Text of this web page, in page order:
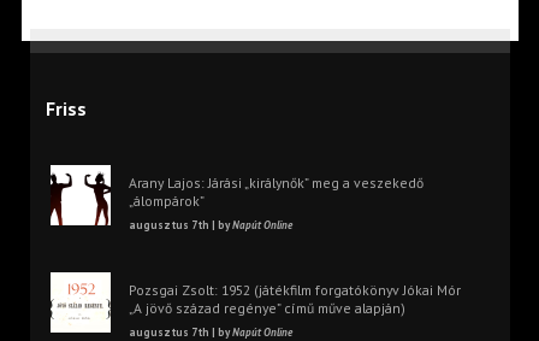
Friss
Arany Lajos: Járási „királynők” meg a veszekedő
„álompárok”
augusztus 7th | byNapút Online
Pozsgai Zsolt: 1952 (játékfilm forgatókönyv Jókai Mór
„A jövő század regénye” című műve alapján)
augusztus 7th | byNapút Online